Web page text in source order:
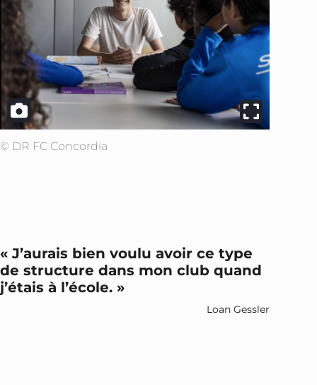
© DR FC Concordia
« J’aurais bien voulu avoir ce type
de structure dans mon club quand
j’étais à l’école. »
Loan Gessler